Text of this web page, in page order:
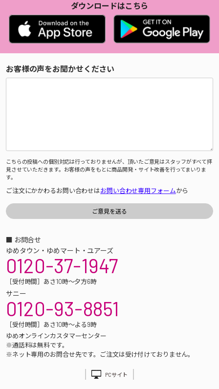
ダウンロードはこちら
お客様の声をお聞かせください
こちらの投稿への個別対応は行っておりませんが、頂いたご意見はスタッフがすべて拝
見させていただきます。お客様の声をもとに商品開発・サイト改善を行ってまいりま
す。
ご注文にかかわるお問い合わせはお問い合わせ専用フォームから
■ お問合せ
ゆめタウン・ゆめマート・ユアーズ
0120-37-1947
［受付時間］あさ10時～夕方6時
サニー
0120-93-8851
［受付時間］あさ10時～よる9時
ゆめオンラインカスタマーセンター
※通話料は無料です。
※ネット専用のお問合せ先です。ご注文は受け付けておりません。
PCサイト